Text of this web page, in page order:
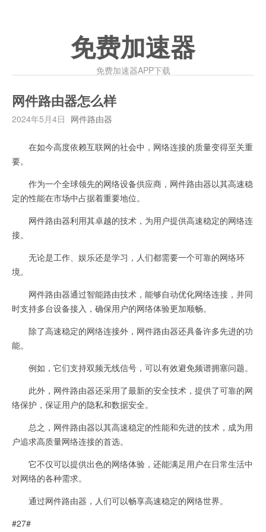
免费加速器
免费加速器APP下载
网件路由器怎么样
2024年5月4日 网件路由器
在如今高度依赖互联网的社会中，网络连接的质量变得至关重
要。
作为一个全球领先的网络设备供应商，网件路由器以其高速稳
定的性能在市场中占据着重要地位。
网件路由器利用其卓越的技术，为用户提供高速稳定的网络连
接。
无论是工作、娱乐还是学习，人们都需要一个可靠的网络环
境。
网件路由器通过智能路由技术，能够自动优化网络连接，并同
时支持多台设备接入，确保用户的网络体验更加顺畅。
除了高速稳定的网络连接外，网件路由器还具备许多先进的功
能。
例如，它们支持双频无线信号，可以有效避免频谱拥塞问题。
此外，网件路由器还采用了最新的安全技术，提供了可靠的网
络保护，保证用户的隐私和数据安全。
总之，网件路由器以其高速稳定的性能和先进的技术，成为用
户追求高质量网络连接的首选。
它不仅可以提供出色的网络体验，还能满足用户在日常生活中
对网络的各种需求。
通过网件路由器，人们可以畅享高速稳定的网络世界。
#27#